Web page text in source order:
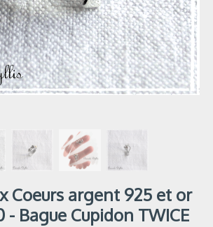
Coeurs argent 925 et or
- Bague Cupidon TWICE